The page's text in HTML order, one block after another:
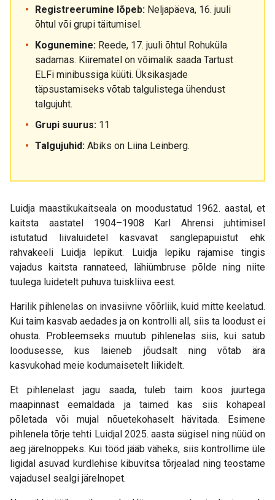
Registreerumine lõpeb: Neljapäeva, 16. juuli
õhtul või grupi täitumisel.
Kogunemine: Reede, 17. juuli õhtul Rohuküla
sadamas. Kiirematel on võimalik saada Tartust
ELFi minibussiga küüti. Üksikasjade
täpsustamiseks võtab talgulistega ühendust
talgujuht.
Grupi suurus: 11
Talgujuhid: Abiks on Liina Leinberg.
Luidja maastikukaitseala on moodustatud 1962. aastal, et
kaitsta aastatel 1904–1908 Karl Ahrensi juhtimisel
istutatud liivaluidetel kasvavat sanglepapuistut ehk
rahvakeeli Luidja lepikut. Luidja lepiku rajamise tingis
vajadus kaitsta rannateed, lähiümbruse põlde ning niite
tuulega luidetelt puhuva tuiskliiva eest.
Harilik pihlenelas on invasiivne võõrliik, kuid mitte keelatud.
Kui taim kasvab aedades ja on kontrolli all, siis ta loodust ei
ohusta. Probleemseks muutub pihlenelas siis, kui satub
loodusesse, kus laieneb jõudsalt ning võtab ära
kasvukohad meie kodumaisetelt liikidelt.
Et pihlenelast jagu saada, tuleb taim koos juurtega
maapinnast eemaldada ja taimed kas siis kohapeal
põletada või mujal nõuetekohaselt hävitada. Esimene
pihlenela tõrje tehti Luidjal 2025. aasta sügisel ning nüüd on
aeg järelnoppeks. Kui tööd jääb väheks, siis kontrollime üle
ligidal asuvad kurdlehise kibuvitsa tõrjealad ning teostame
vajadusel sealgi järelnopet.